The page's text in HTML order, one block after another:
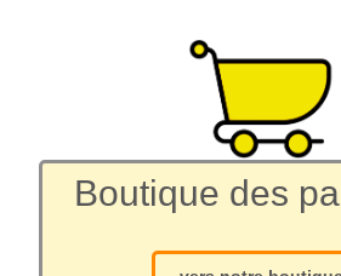
Boutique des